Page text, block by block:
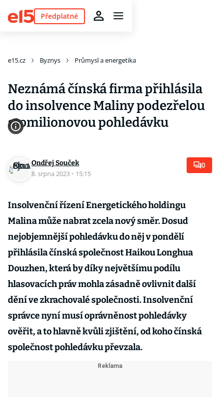
Předplatné
e15.cz Byznys Průmysl a energetika
Neznámá čínská firma přihlásila
do insolvence Maliny podezřelou
stomilionovou pohledávku
Ondřej Souček
8. srpna 2023 · 15:15
0
Insolvenční řízení Energetického holdingu
Malina může nabrat zcela nový směr. Dosud
nejobjemnější pohledávku do něj v pondělí
přihlásila čínská společnost Haikou Longhua
Douzhen, která by díky největšímu podílu
hlasovacích práv mohla zásadně ovlivnit další
dění ve zkrachovalé společnosti. Insolvenční
správce nyní musí oprávněnost pohledávky
ověřit, a to hlavně kvůli zjištění, od koho čínská
společnost pohledávku převzala.